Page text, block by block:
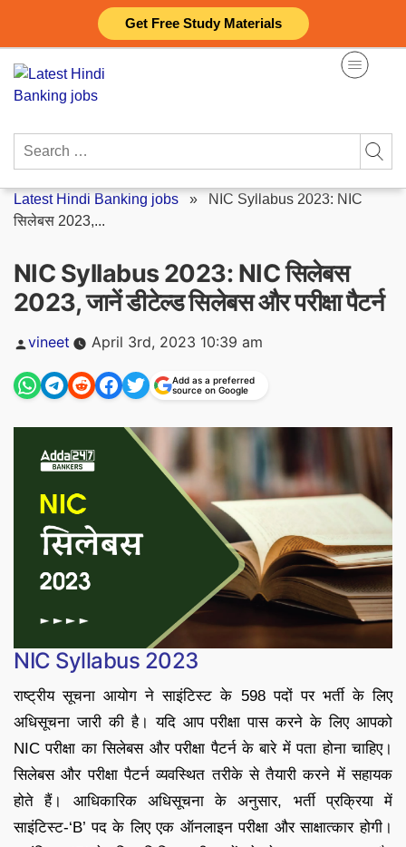
Get Free Study Materials
content
Search
Latest Hindi Banking jobs » NIC Syllabus 2023: NIC
सिलेबस 2023,...
NIC Syllabus 2023: NIC सिलेबस
2023, जानें डीटेल्ड सिलेबस और परीक्षा पैटर्न
Posted
vineet April 3rd, 2023 10:39 am
Add as a preferred
source on Google
NIC Syllabus 2023
राष्ट्रीय सूचना आयोग ने साइंटिस्ट के 598 पदों पर भर्ती के लिए
अधिसूचना जारी की है। यदि आप परीक्षा पास करने के लिए आपको
NIC परीक्षा का सिलेबस और परीक्षा पैटर्न के बारे में पता होना चाहिए।
सिलेबस और परीक्षा पैटर्न व्यवस्थित तरीके से तैयारी करने में सहायक
होते हैं। आधिकारिक अधिसूचना के अनुसार, भर्ती प्रक्रिया में
साइंटिस्ट-‘B’ पद के लिए एक ऑनलाइन परीक्षा और साक्षात्कार होगी।